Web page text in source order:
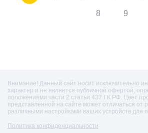
8 9
Внимание! Данный сайт носит исключительно
характер и не является публичной офертой,
положениями части 2 статьи 437 ГК РФ. Цвет
представленной на сайте может отличаться от
различными настройками ваших устройств для
Политика конфиденциальности